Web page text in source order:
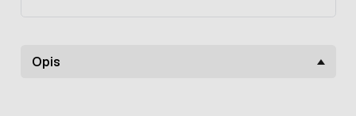
Opis